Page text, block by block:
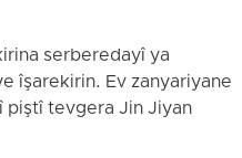
serberedayî ya
îşarekirin. Ev zanyariyane
piştî tevgera Jin Jiyan